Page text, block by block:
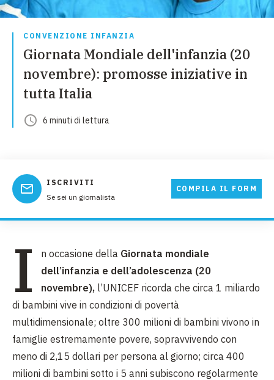
CONVENZIONE INFANZIA
Giornata Mondiale dell'infanzia (20
novembre): promosse iniziative in
tutta Italia
6 minuti di lettura
ISCRIVITI
Se sei un giornalista
COMPILA IL FORM
I n occasione della Giornata mondiale
dell’infanzia e dell’adolescenza (20
novembre), l’UNICEF ricorda che circa 1 miliardo
di bambini vive in condizioni di povertà
multidimensionale; oltre 300 milioni di bambini vivono in
famiglie estremamente povere, sopravvivendo con
meno di 2,15 dollari per persona al giorno; circa 400
milioni di bambini sotto i 5 anni subiscono regolarmente